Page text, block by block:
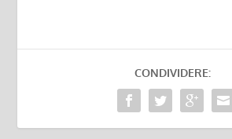
CONDIVIDERE: